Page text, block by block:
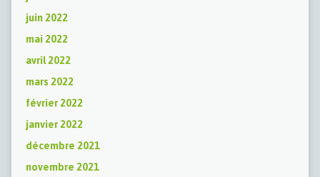
juin 2022
mai 2022
avril 2022
mars 2022
février 2022
janvier 2022
décembre 2021
novembre 2021